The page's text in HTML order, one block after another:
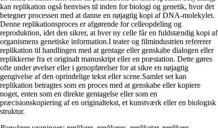
kan replikation også henvises til inden for biologi og genetik, hvor det
betegner processen med at danne en nøjagtig kopi af DNA-molekylet.
Denne replikationsproces er afgørende for celleopdeling og
reproduktion, idet den sikrer, at hver ny celle får en fuldstændig kopi af
organismens genetiske information.I teater og filmindustrien refererer
replikation til handlingen med at gentage eller genskabe dialogen eller
replikkerne fra et originalt manuskript eller en præstation. Dette gøres
ofte under øvelser eller i genopførelser for at sikre en nøjagtig
gengivelse af den oprindelige tekst eller scene.Samlet set kan
replikation betragtes som en proces med at genskabe eller kopiere
noget, enten som en direkte gentagelse eller som en
præcisionskopiering af en originaltekst, et kunstværk eller en biologisk
struktur.